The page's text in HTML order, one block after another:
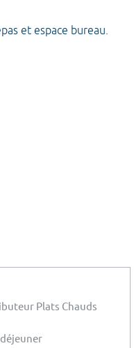
et espace bureau.
Plats Chauds